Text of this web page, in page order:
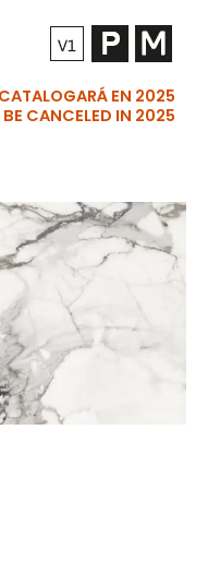
EN 2025
BE CANCELED IN 2025